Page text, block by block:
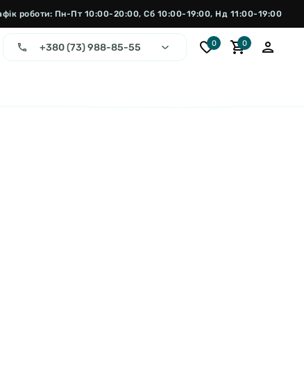
роботи: Пн-Пт 10:00-20:00, Сб 10:00-19:00, Нд 11:00-19:00
+380 (73) 988-85-55 0 0